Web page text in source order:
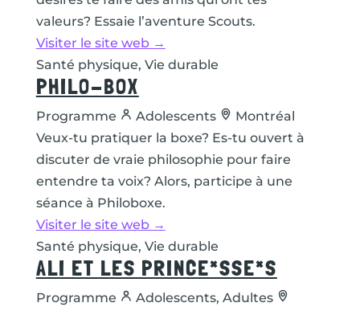
valeurs? Essaie l’aventure Scouts.
Visiter le site web →
Santé physique, Vie durable
PHILO-BOX
Programme Adolescents
Montréal
Veux-tu pratiquer la boxe? Es-tu ouvert à
discuter de vraie philosophie pour faire
entendre ta voix? Alors, participe à une
séance à Philoboxe.
Visiter le site web →
Santé physique, Vie durable
ALI ET LES PRINCE*SSE*S
Programme
Adolescents, Adultes